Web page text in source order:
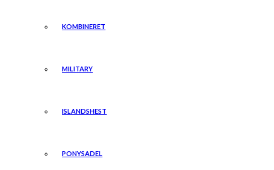
KOMBINERET
MILITARY
ISLANDSHEST
PONYSADEL